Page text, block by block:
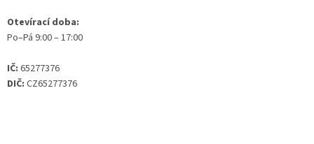
Otevírací doba:
Po–Pá 9:00 – 17:00
IČ: 65277376
DIČ: CZ65277376